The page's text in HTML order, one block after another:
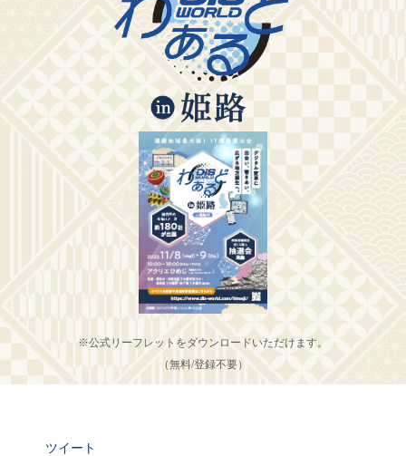
ATS Newsletter購読登録
企業情報
※公式リーフレットをダウンロードいただけます。
（無料/登録不要）
ツイート